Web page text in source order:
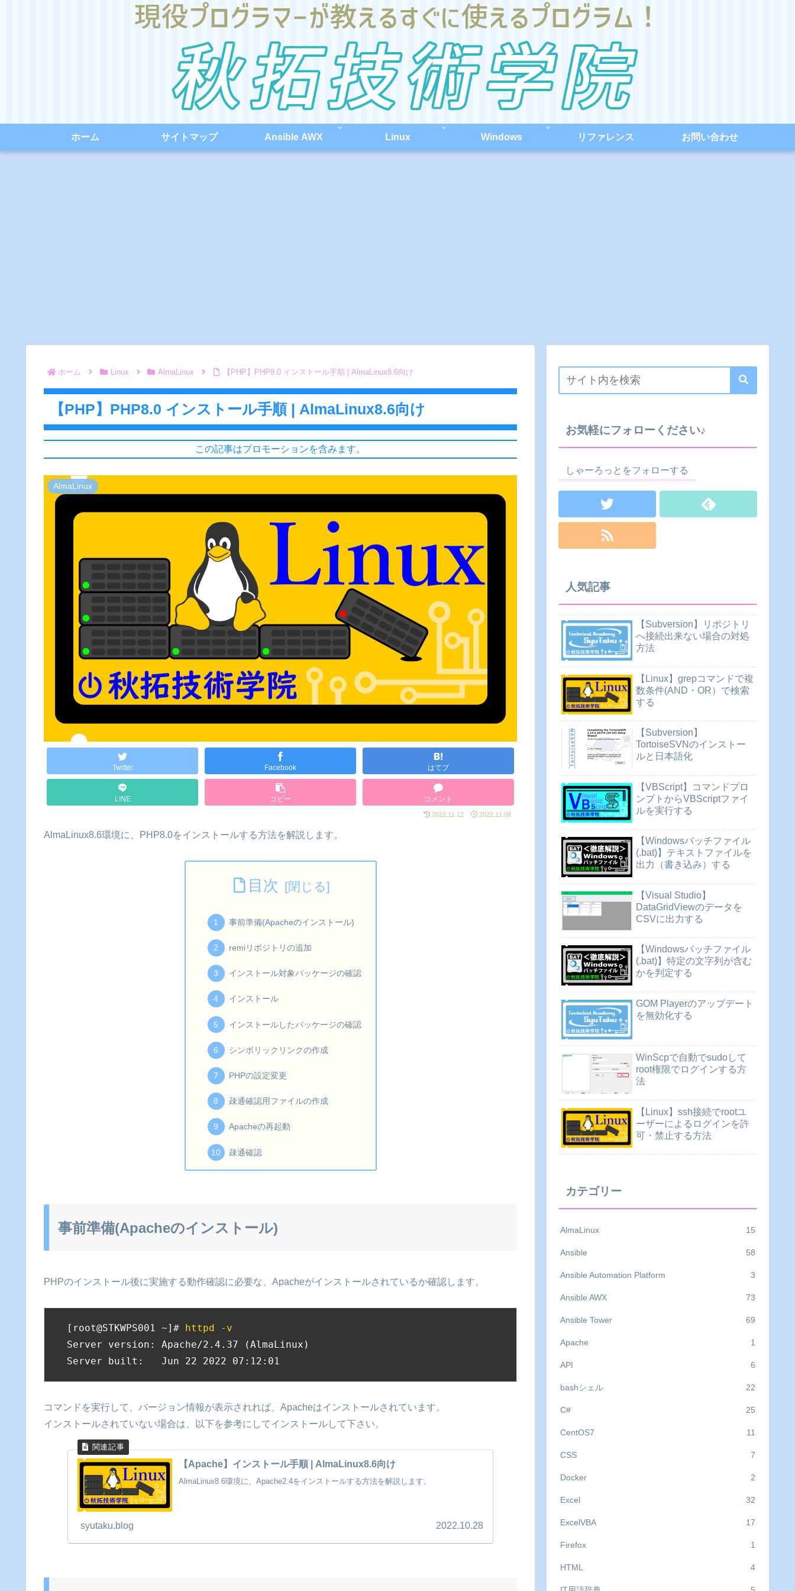
ホーム サイトマップ Ansible AWX Linux Windows リファレンス お問い合わせ
ホーム Linux AlmaLinux 【PHP】PHP8.0 インストール手順 | AlmaLinux8.6向け
【PHP】PHP8.0 インストール手順 | AlmaLinux8.6向け
この記事はプロモーションを含みます。
AlmaLinux
Twitter Facebook はてブ
LINE コピー コメント
2022.11.12 2022.11.08
AlmaLinux8.6環境に、PHP8.0をインストールする方法を解説します。
目次
事前準備(Apacheのインストール)
remiリポジトリの追加
インストール対象パッケージの確認
インストール
インストールしたパッケージの確認
シンボリックリンクの作成
PHPの設定変更
疎通確認用ファイルの作成
Apacheの再起動
疎通確認
事前準備(Apacheのインストール)
PHPのインストール後に実施する動作確認に必要な、Apacheがインストールされているか確認します。
[root@STKWPS001 ~]# httpd -v
Server version: Apache/2.4.37 (AlmaLinux)
Server built:   Jun 22 2022 07:12:01
コマンドを実行して、バージョン情報が表示されれば、Apacheはインストールされています。
インストールされていない場合は、以下を参考にしてインストールして下さい。
【Apache】インストール手順 | AlmaLinux8.6向け
AlmaLinux8.6環境に、Apache2.4をインストールする方法を解説します。
syutaku.blog 2022.10.28
お気軽にフォローください♪
しゃーろっとをフォローする
人気記事
【Subversion】リポジトリ
へ接続出来ない場合の対処
方法
【Linux】grepコマンドで複
数条件(AND・OR）で検索
する
【Subversion】
TortoiseSVNのインストー
ルと日本語化
【VBScript】コマンドプロ
ンプトからVBScriptファイ
ルを実行する
【Windowsバッチファイル
(.bat)】テキストファイルを
出力（書き込み）する
【Visual Studio】
DataGridViewのデータを
CSVに出力する
【Windowsバッチファイル
(.bat)】特定の文字列が含む
かを判定する
GOM Playerのアップデート
を無効化する
WinScpで自動でsudoして
root権限でログインする方
法
【Linux】ssh接続でrootユ
ーザーによるログインを許
可・禁止する方法
カテゴリー
AlmaLinux 15
Ansible 58
Ansible Automation Platform 3
Ansible AWX 73
Ansible Tower 69
Apache 1
API 6
bashシェル 22
C# 25
CentOS7 11
CSS 7
Docker 2
Excel 32
ExcelVBA 17
Firefox 1
HTML 4